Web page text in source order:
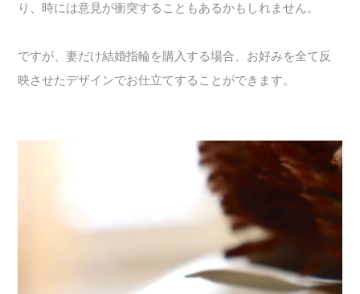
り、時には意見が衝突することもあるかもしれません。
ですが、妻だけ結婚指輪を購入する場合、お好みを全て反
映させたデザインでお仕立てすることができます。